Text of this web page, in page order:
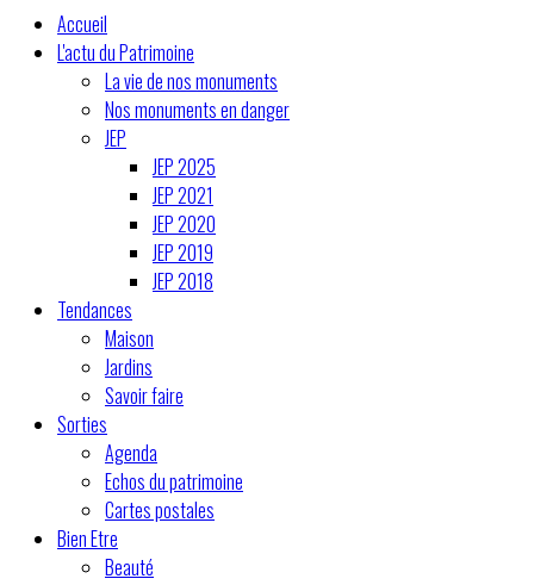
Accueil
L'actu du Patrimoine
La vie de nos monuments
Nos monuments en danger
JEP
JEP 2025
JEP 2021
JEP 2020
JEP 2019
JEP 2018
Tendances
Maison
Jardins
Savoir faire
Sorties
Agenda
Echos du patrimoine
Cartes postales
Bien Etre
Beauté